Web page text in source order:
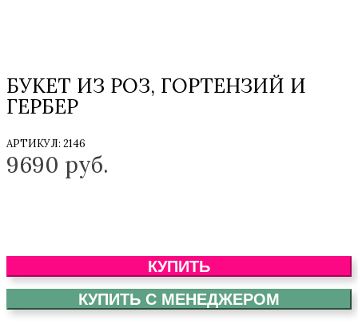
БУКЕТ ИЗ РОЗ, ГОРТЕНЗИЙ И
ГЕРБЕР
АРТИКУЛ: 2146
9690 руб.
КУПИТЬ
КУПИТЬ С МЕНЕДЖЕРОМ